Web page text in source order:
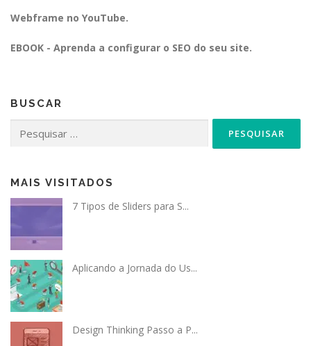
Webframe no YouTube.
EBOOK - Aprenda a configurar o SEO do seu site.
BUSCAR
por:
MAIS VISITADOS
7 Tipos de Sliders para S...
Aplicando a Jornada do Us...
Design Thinking Passo a P...